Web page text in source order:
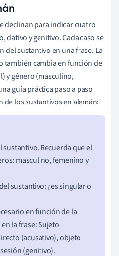
declinan para indicar cuatro
dativo y genitivo. Cada caso se
del sustantivo en una frase. La
también cambia en función de
y género (masculino,
guía práctica paso a paso
de los sustantivos en alemán:
sustantivo. Recuerda que el
masculino, femenino y
sustantivo: ¿es singular o
en función de la
la frase: Sujeto
(acusativo), objeto
(genitivo).